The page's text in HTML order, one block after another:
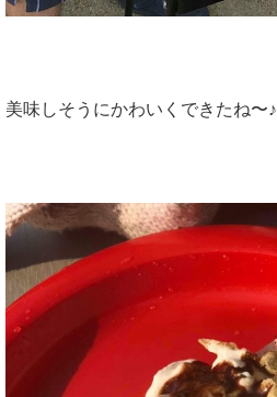
美味しそうにかわいくできたね〜♪